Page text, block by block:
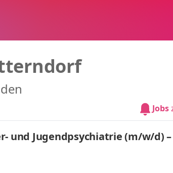
Jobs
und Jugendpsychiatrie (m/w/d)